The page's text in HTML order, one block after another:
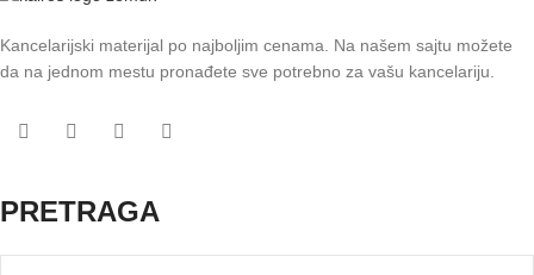
Kancelarijski materijal po najboljim cenama. Na našem sajtu možete
da na jednom mestu pronađete sve potrebno za vašu kancelariju.
PRETRAGA